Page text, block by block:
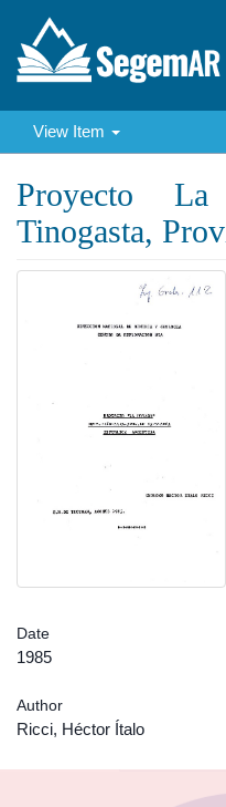
View Item
Proyecto
Tinogasta,
Date
1985
Author
Ricci, Héctor Ítalo